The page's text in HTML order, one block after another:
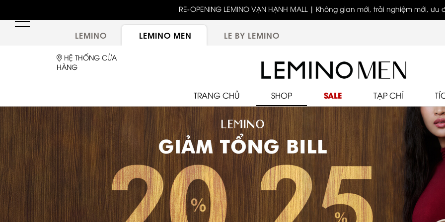
túi LEMINO với logo Double L mới sau một thập kỷ
RE-OPENING LEMINO VẠN HẠNH MALL | Không gian mới, trải nghiệm mới, ưu
biệt
LEMINO LEMINO MEN LE BY LEMINO
HỆ THỐNG CỬA
HÀNG
TRANG CHỦ SHOP SALE TẠP CHÍ